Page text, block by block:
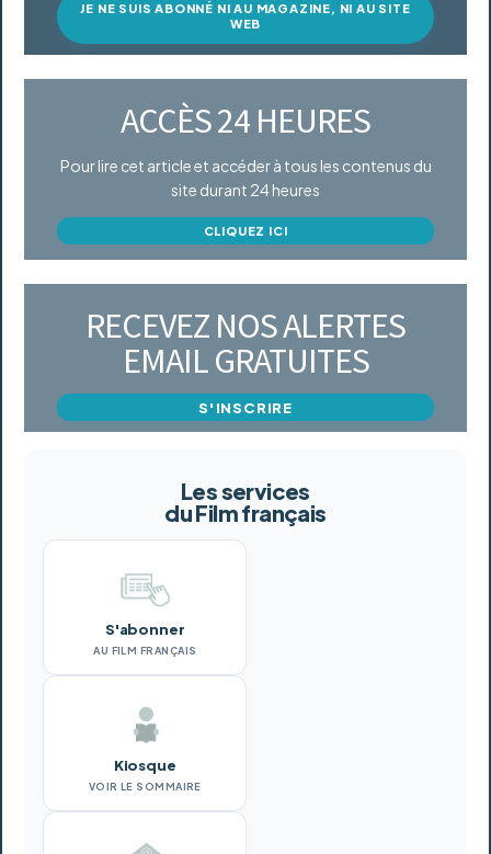
JE NE SUIS ABONNÉ NI AU MAGAZINE, NI AU SITE
WEB
ACCÈS 24 HEURES
Pour lire cet article et accéder à tous les contenus du
site durant 24 heures
CLIQUEZ ICI
RECEVEZ NOS ALERTES
EMAIL GRATUITES
S'INSCRIRE
Les services
du Film français
S'abonner
AU FILM FRANÇAIS
Kiosque
VOIR LE SOMMAIRE